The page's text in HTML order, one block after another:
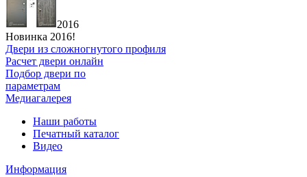
2016
Новинка 2016!
Двери из сложногнутого профиля
Расчет двери онлайн
Подбор двери по
параметрам
Медиагалерея
Наши работы
Печатный каталог
Видео
Информация